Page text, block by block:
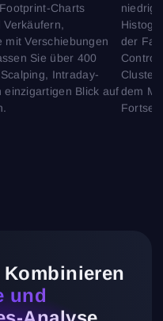
Charts
mit Verschiebungen
Sie über 400
Intraday-
einzigartigen Blick auf
der
Control
Cluster
dem
und